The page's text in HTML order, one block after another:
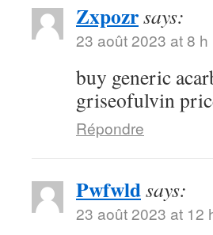
Zxpozrsays:
23 août 2023 at 8 h
buy generic
griseofulvin
Répondre
Pwfwldsays:
23 août 2023 at 12